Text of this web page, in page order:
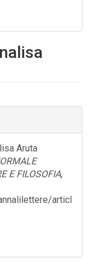
Aruta
E FILOSOFIA,
articl